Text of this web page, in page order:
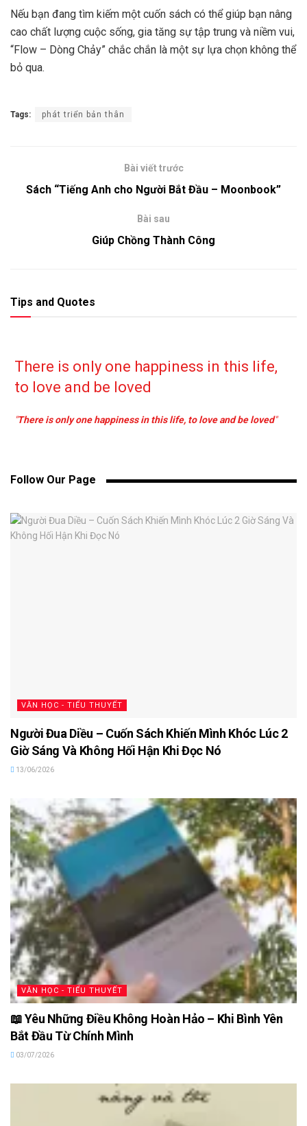
Nếu bạn đang tìm kiếm một cuốn sách có thể giúp bạn nâng
cao chất lượng cuộc sống, gia tăng sự tập trung và niềm vui,
“Flow – Dòng Chảy” chắc chắn là một sự lựa chọn không thể
bỏ qua.
Tags: phát triển bản thân
Bài viết trước
Sách “Tiếng Anh cho Người Bắt Đầu – Moonbook”
Bài sau
Giúp Chồng Thành Công
Tips and Quotes
There is only one happiness in this life,
to love and be loved
"There is only one happiness in this life, to love and be loved"
Follow Our Page
VĂN HỌC - TIỂU THUYẾT
Người Đua Diều – Cuốn Sách Khiến Mình Khóc Lúc 2
Giờ Sáng Và Không Hối Hận Khi Đọc Nó
13/06/2026
VĂN HỌC - TIỂU THUYẾT
📖 Yêu Những Điều Không Hoàn Hảo – Khi Bình Yên
Bắt Đầu Từ Chính Mình
03/07/2026